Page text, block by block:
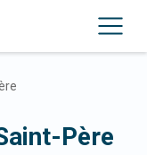
Père